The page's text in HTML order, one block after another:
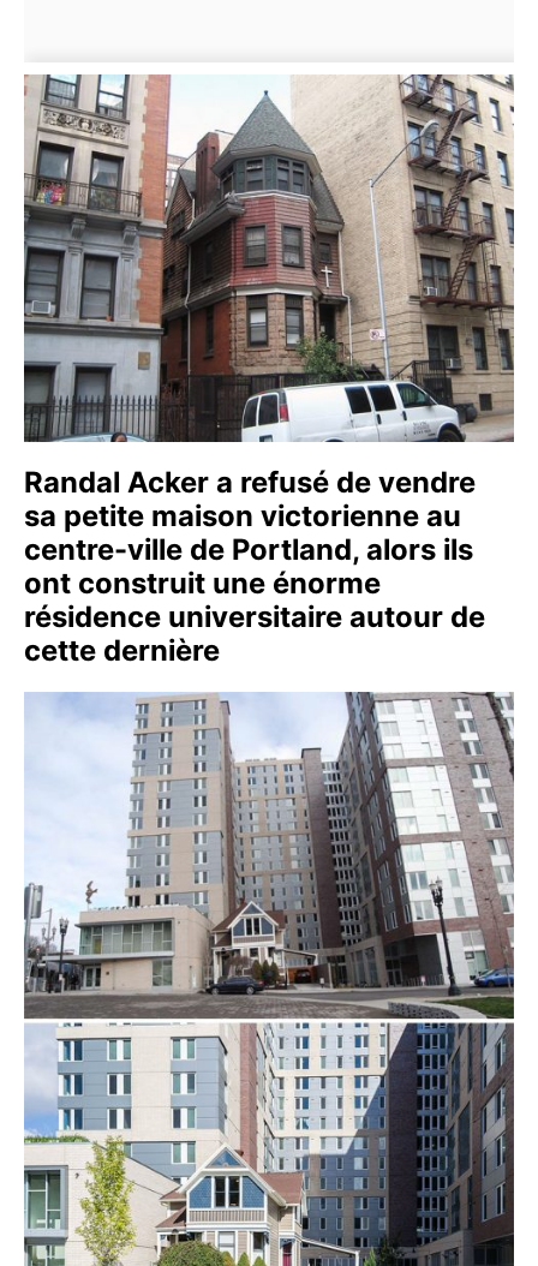
Randal Acker a refusé de vendre
sa petite maison victorienne au
centre-ville de Portland, alors ils
ont construit une énorme
résidence universitaire autour de
cette dernière